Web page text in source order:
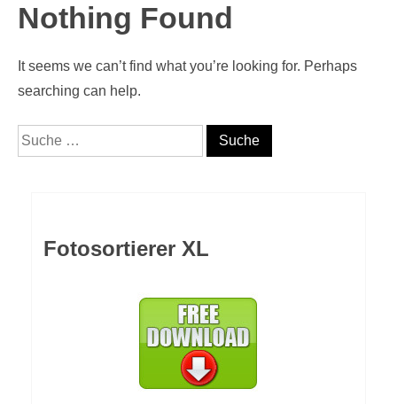
Nothing Found
It seems we can’t find what you’re looking for. Perhaps
searching can help.
Suche nach:
Fotosortierer XL